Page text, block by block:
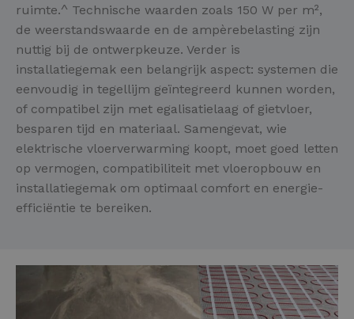
ruimte.^ Technische waarden zoals 150 W per m²,
de weerstandswaarde en de ampèrebelasting zijn
nuttig bij de ontwerpkeuze. Verder is
installatiegemak een belangrijk aspect: systemen die
eenvoudig in tegellijm geïntegreerd kunnen worden,
of compatibel zijn met egalisatielaag of gietvloer,
besparen tijd en materiaal. Samengevat, wie
elektrische vloerverwarming koopt, moet goed letten
op vermogen, compatibiliteit met vloeropbouw en
installatiegemak om optimaal comfort en energie-
efficiëntie te bereiken.